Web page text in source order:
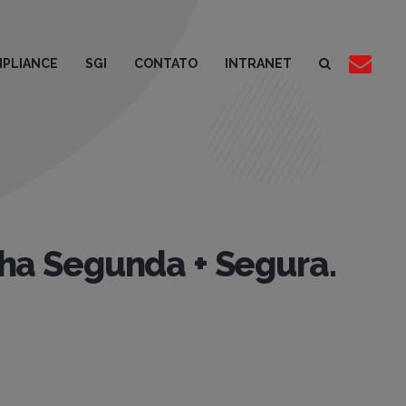
SGI CONTATO INTRANET
Segunda + Segura.